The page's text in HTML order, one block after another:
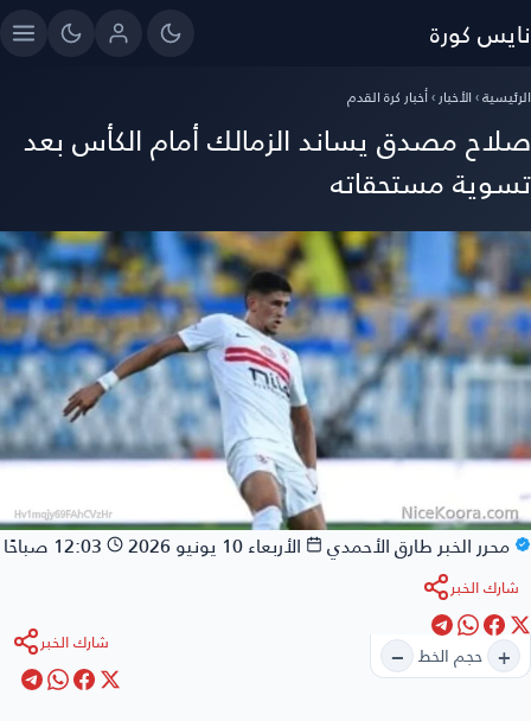
كورة
› الأخبار › أخبار كرة القدم
مصدق يساند الزمالك أمام الكأس بعد
مستحقاته
محرر الخبرطارق الأحمدي الأربعاء 10 يونيو 2026 12:03 صباحًا
شارك الخبر
+ حجم الخط − شارك الخبر